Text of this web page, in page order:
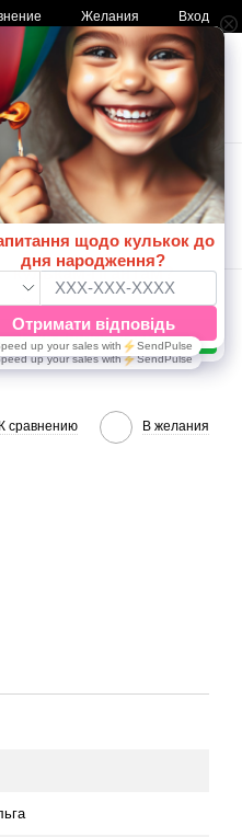
Желания Вход
Мой заказ
🚨🚨🚨
Распродажа
Шары с
рисунком
😀🎈
или воздух
воздух
К сравнению В желания